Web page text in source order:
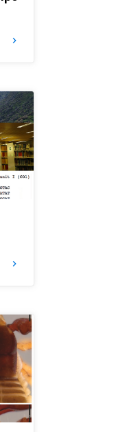
keyboard_arrow_right
keyboard_arrow_right